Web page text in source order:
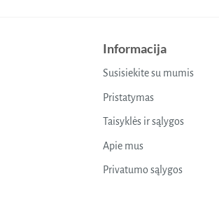
Informacija
Susisiekite su mumis
Pristatymas
Taisyklės ir sąlygos
Apie mus
Privatumo sąlygos